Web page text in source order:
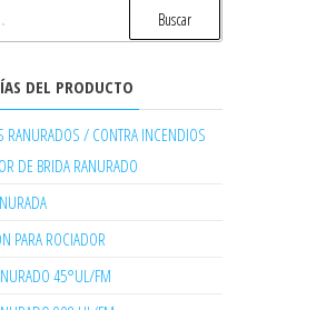
DEL PRODUCTO
RANURADOS / CONTRA INCENDIOS
DE BRIDA RANURADO
PARA ROCIADOR
45°UL/FM